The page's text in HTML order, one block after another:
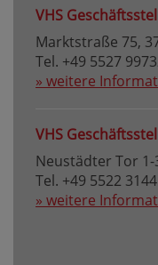
VHS
Marktstraße 75,
Tel. +49 5527
» weitere
VHS
Neustädter Tor
Tel. +49 5522
» weitere